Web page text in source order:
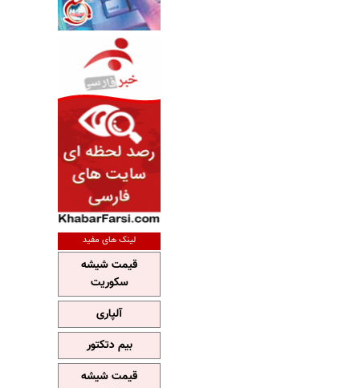
لینک های مفید
قیمت شیشه
سکوریت
آلپاری
بیم دتکتور
قیمت شیشه